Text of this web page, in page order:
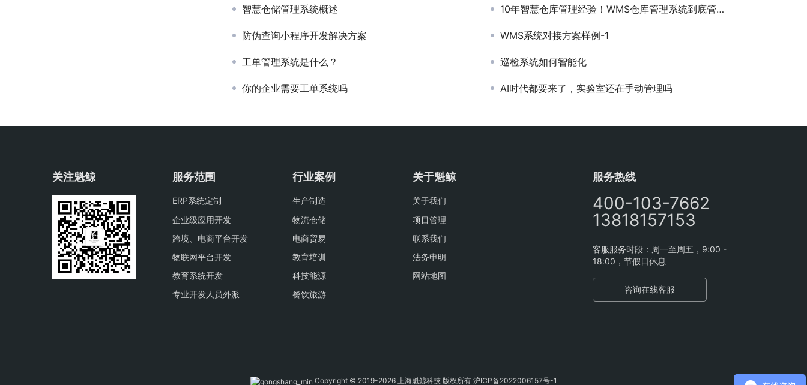
智慧仓储管理系统概述 10年智慧仓库管理经验！WMS仓库管理系统到底管什么？其实就这5步：收、管、存、发、盘
防伪查询小程序开发解决方案 WMS系统对接方案样例-1
工单管理系统是什么？ 巡检系统如何智能化
你的企业需要工单系统吗 AI时代都要来了，实验室还在手动管理吗
关注魁鲸 服务范围
ERP系统定制
企业级应用开发
跨境、电商平台开发
物联网平台开发
教育系统开发
专业开发人员外派
行业案例
生产制造
物流仓储
电商贸易
教育培训
科技能源
餐饮旅游
关于魁鲸
关于我们
项目管理
联系我们
法务申明
网站地图
服务热线
400-103-7662
13818157153
客服服务时段：周一至周五，9:00 -
18:00，节假日休息
咨询在线客服
Copyright © 2019-2026 上海魁鲸科技 版权所有 沪ICP备2022006157号-1